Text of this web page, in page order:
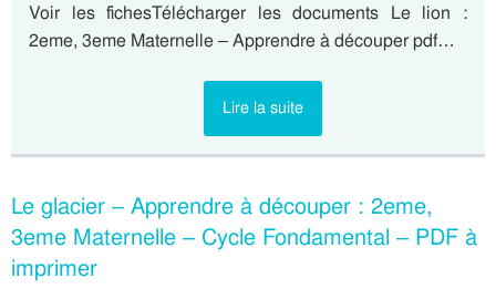
Voir les fichesTélécharger les documents Le lion :
2eme, 3eme Maternelle – Apprendre à découper pdf…
Lire la suite
Le glacier – Apprendre à découper : 2eme,
3eme Maternelle – Cycle Fondamental – PDF à
imprimer